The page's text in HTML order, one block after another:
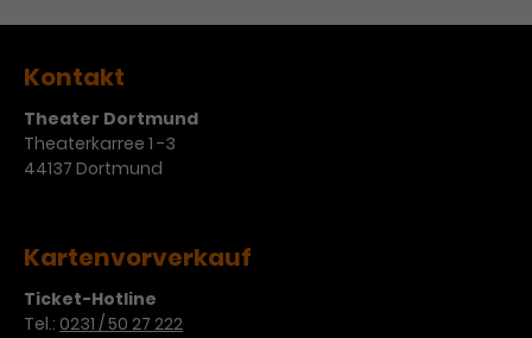
Kontakt
Theater Dortmund
Theaterkarree 1 -3
44137 Dortmund
Kartenvorverkauf
Ticket-Hotline
Tel.: 0231 / 50 27 222